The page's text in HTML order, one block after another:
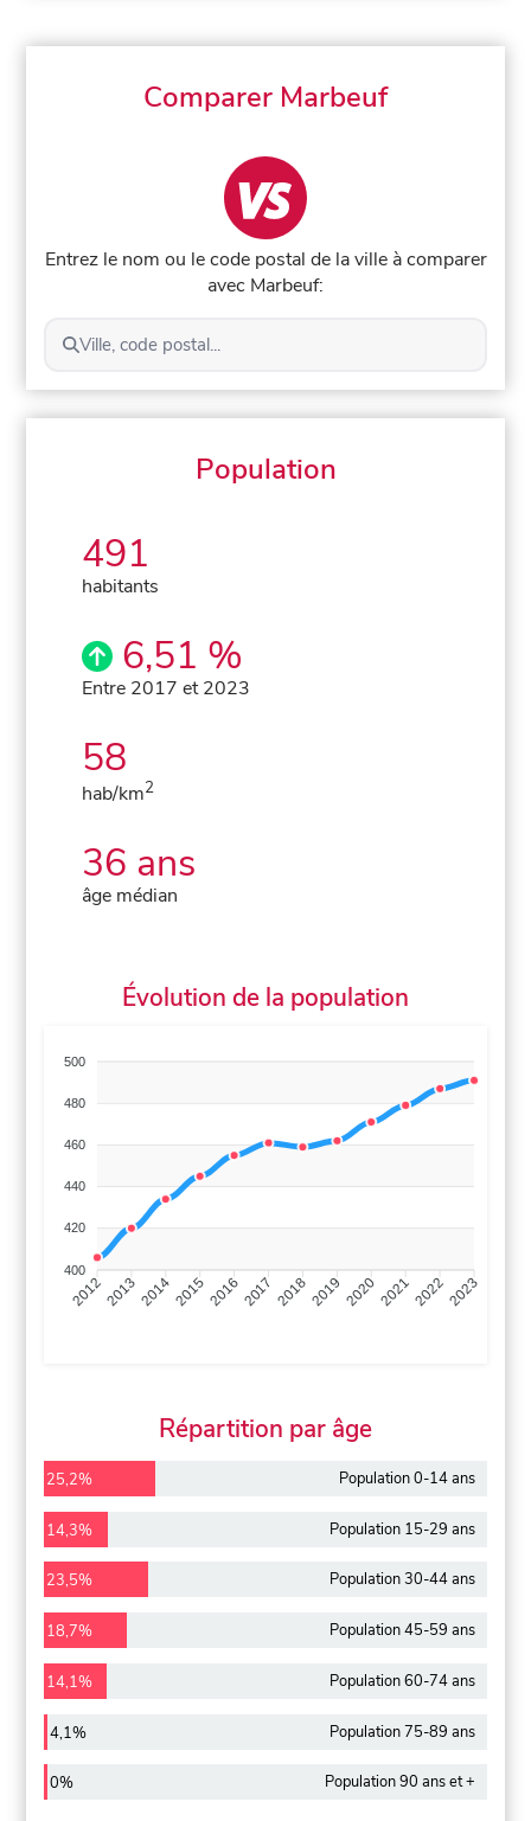
Comparer Marbeuf
Entrez le nom ou le code postal de la ville à comparer
avec Marbeuf:
Ville, code postal...
Population
491
habitants
6,51 %
Entre 2017 et 2023
58
hab/km2
36 ans
âge médian
Évolution de la population
500
480
460
440
420
400
201220132014201520162017 20182019 2020202120222023
Répartition par âge
25,2% Population 0-14 ans
14,3% Population 15-29 ans
23,5% Population 30-44 ans
18,7% Population 45-59 ans
14,1% Population 60-74 ans
4,1% Population 75-89 ans
0% Population 90 ans et +